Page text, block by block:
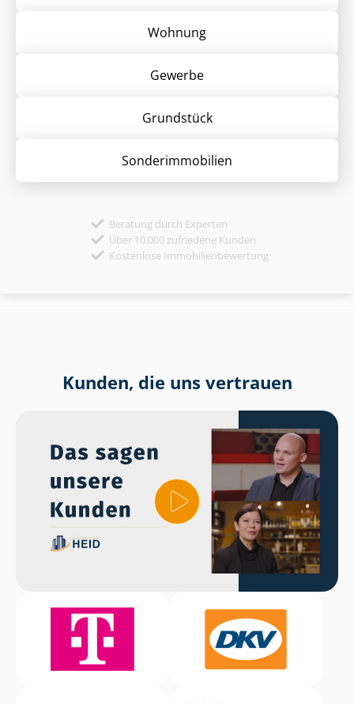
Wohnung
Gewerbe
Grund­stück
Sonder­immobilien
Beratung durch Experten
Über 10.000 zufriedene Kunden
Kostenlose Immobilienbewertung
Kunden, die uns vertrauen